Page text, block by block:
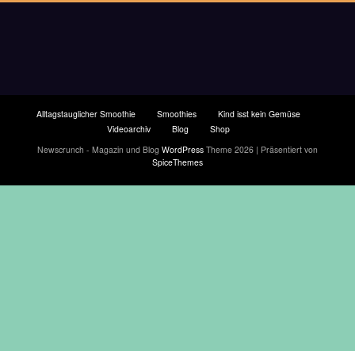
Alltagstauglicher Smoothie Smoothies
Kind isst kein Gemüse
Videoarchiv
Blog
Shop
Newscrunch - Magazin und Blog WordPress Theme 2026 | Präsentiert von
SpiceThemes